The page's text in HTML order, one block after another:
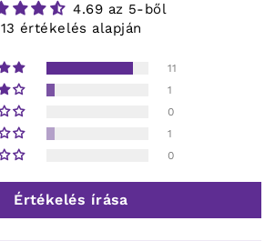
4.69 az 5-ből
13 értékelés alapján
11
1
0
1
0
Értékelés írása